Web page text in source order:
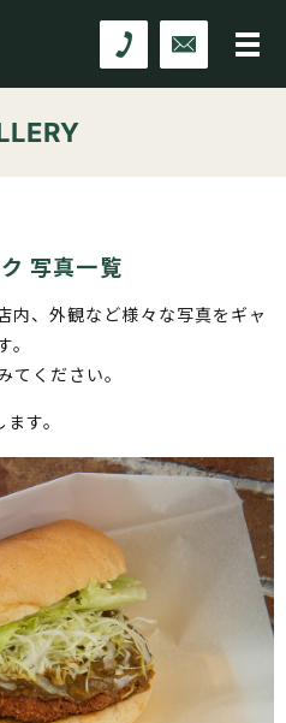
写真一覧
内、外観など様々な写真をギャ
。
てください。
す。